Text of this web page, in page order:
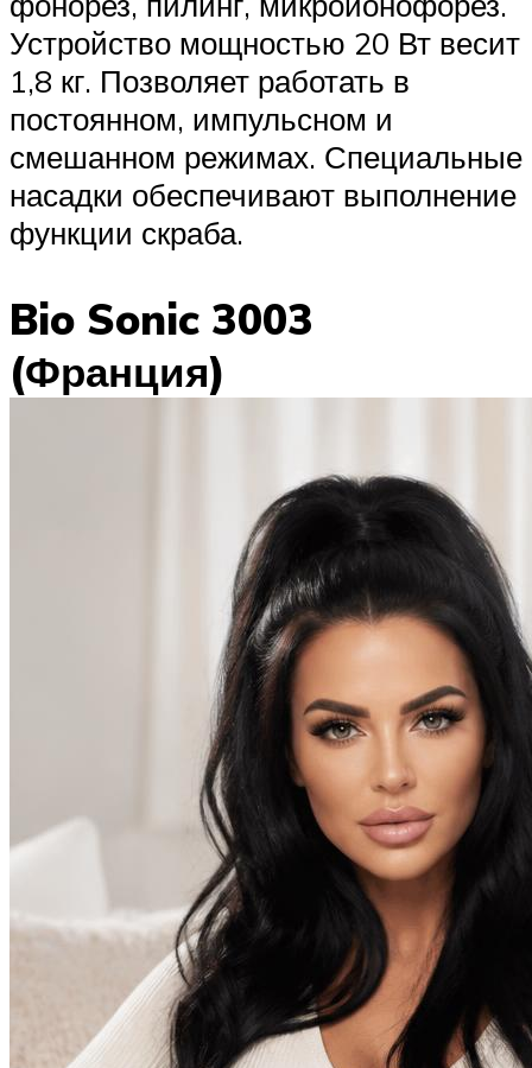
Устройство мощностью 20 Вт весит
1,8 кг. Позволяет работать в
постоянном, импульсном и
смешанном режимах. Специальные
насадки обеспечивают выполнение
функции скраба.
Bio Sonic 3003
(Франция)